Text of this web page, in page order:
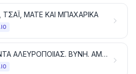
ΜΑΤΕ ΚΑΙ ΜΠΑΧΑΡΙΚΑ
ΠΡΟΪΟΝΤΑ ΑΛΕΥΡΟΠΟΙΙΑΣ. ΒΥΝΗ. ΑΜΥΛΑ ΚΑΘΕ ΕΙΔΟΥΣ. ΙΝΟΥΛΙΝΗ. ΓΛΟΥΤΕΝΗ ΑΠΟ ΣΙΤΑΡΙ